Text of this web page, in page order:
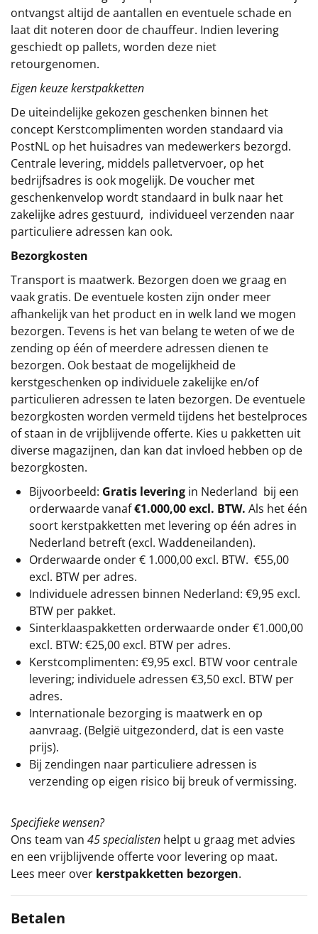
ontvangst altijd de aantallen en eventuele schade en
laat dit noteren door de chauffeur. Indien levering
geschiedt op pallets, worden deze niet
retourgenomen.
Eigen keuze kerstpakketten
De uiteindelijke gekozen geschenken binnen het
concept Kerstcomplimenten worden standaard via
PostNL op het huisadres van medewerkers bezorgd.
Centrale levering, middels palletvervoer, op het
bedrijfsadres is ook mogelijk. De voucher met
geschenkenvelop wordt standaard in bulk naar het
zakelijke adres gestuurd, individueel verzenden naar
particuliere adressen kan ook.
Bezorgkosten
Transport is maatwerk. Bezorgen doen we graag en
vaak gratis. De eventuele kosten zijn onder meer
afhankelijk van het product en in welk land we mogen
bezorgen. Tevens is het van belang te weten of we de
zending op één of meerdere adressen dienen te
bezorgen. Ook bestaat de mogelijkheid de
kerstgeschenken op individuele zakelijke en/of
particulieren adressen te laten bezorgen. De eventuele
bezorgkosten worden vermeld tijdens het bestelproces
of staan in de vrijblijvende offerte. Kies u pakketten uit
diverse magazijnen, dan kan dat invloed hebben op de
bezorgkosten.
Bijvoorbeeld: Gratis levering in Nederland bij een
orderwaarde vanaf€1.000,00 excl. BTW. Als het één
soort kerstpakketten met levering op één adres in
Nederland betreft (excl. Waddeneilanden).
Orderwaarde onder € 1.000,00 excl. BTW. €55,00
excl. BTW per adres.
Individuele adressen binnen Nederland: €9,95 excl.
BTW per pakket.
Sinterklaaspakketten orderwaarde onder €1.000,00
excl. BTW: €25,00 excl. BTW per adres.
Kerstcomplimenten: €9,95 excl. BTW voor centrale
levering; individuele adressen €3,50 excl. BTW per
adres.
Internationale bezorging is maatwerk en op
aanvraag. (België uitgezonderd, dat is een vaste
prijs).
Bij zendingen naar particuliere adressen is
verzending op eigen risico bij breuk of vermissing.
Specifieke wensen?
Ons team van 45 specialisten helpt u graag met advies
en een vrijblijvende offerte voor levering op maat.
Lees meer over kerstpakketten bezorgen.
Betalen